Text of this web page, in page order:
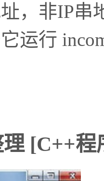
，非IP串
运行
[C++程